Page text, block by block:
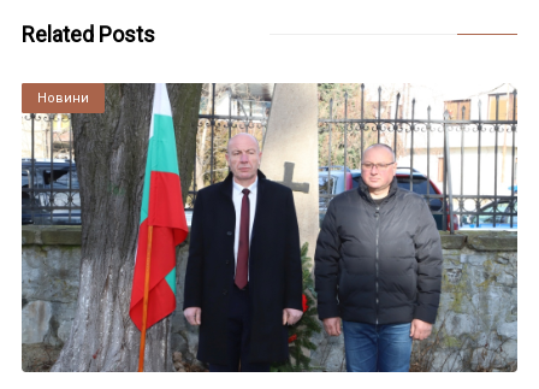
Related Posts
Култура
Новини